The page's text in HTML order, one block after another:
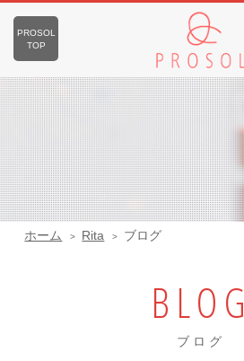
PROSOL
TOP
ホーム Rita ブログ
BLOG
ブログ